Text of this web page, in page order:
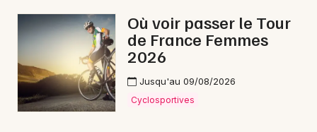
Concerts
Sports
Soirées
Sorties famille
Nice
Paris
Strasbourg
Toulouse
Où voir passer le Tour
de France Femmes
2026
Jusqu'au 09/08/2026
Cyclosportives